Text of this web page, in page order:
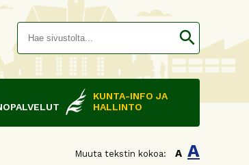
search
KUNTA-INFO JA
HALLINTO
Muuta tekstin kokoa: A A